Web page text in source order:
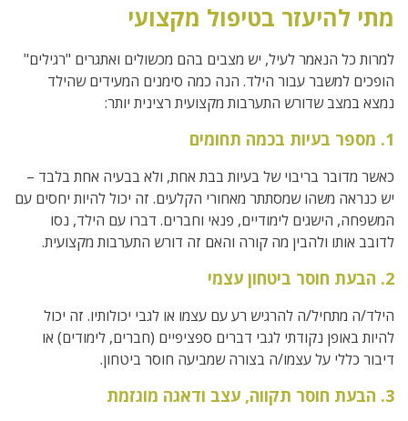
מתי להיעזר בטיפול מקצועי
למרות כל הנאמר לעיל, יש מצבים בהם מכשולים ואתגרים "רגילים"
הופכים למשבר עבור הילד. הנה כמה סימנים המעידים שהילד
נמצא במצב שדורש התערבות מקצועית רצינית יותר:
1. מספר בעיות בכמה תחומים
כאשר מדובר בריבוי של בעיות בבת אחת, ולא בבעיה אחת בלבד –
יש כנראה משהו שמסתתר מאחורי הקלעים. זה יכול להיות יחסים עם
המשפחה, הישגים לימודיים, פנאי וחברים. דברו עם הילד, נסו
לדובב אותו ולהבין מה קורה והאם זה דורש התערבות מקצועית.
2. הבעת חוסר ביטחון עצמי
הילד/ה מתחיל/ה להרגיש רע עם עצמו או לגבי יכולותיו. זה יכול
להיות באופן נקודתי לגבי דברים ספציפיים (חברים, לימודים) או
דיבור כללי על עצמו/ה בצורה שמביעה חוסר ביטחון.
3. הבעת חוסר תקווה, עצב ודאגה מוגזמת